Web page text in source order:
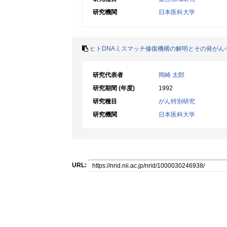
研究機関
日本医科大学
ヒトDNAミスマッチ修復機構の解明とその発がん
研究代表者
岡崎 太郎
研究期間 (年度)
1992
研究種目
がん特別研究
研究機関
日本医科大学
URL: